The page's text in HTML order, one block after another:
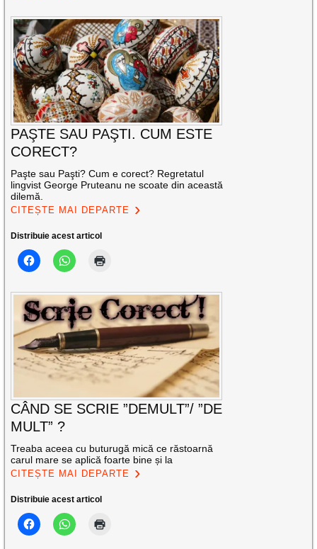
PAŞTE SAU PAŞTI. CUM ESTE
CORECT?
Paşte sau Paşti? Cum e corect? Regretatul
lingvist George Pruteanu ne scoate din această
dilemă.
CITEȘTE MAI DEPARTE
Distribuie acest articol
CÂND SE SCRIE ”DEMULT”/ ”DE
MULT” ?
Treaba aceea cu buturugă mică ce răstoarnă
carul mare se aplică foarte bine și la
CITEȘTE MAI DEPARTE
Distribuie acest articol